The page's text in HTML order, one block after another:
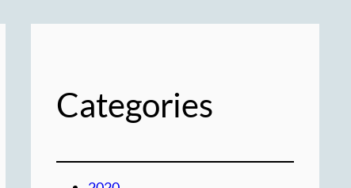
Categories